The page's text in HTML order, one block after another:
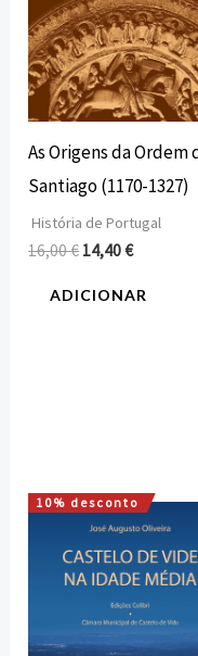
As Origens da Ordem
Santiago (1170-1327)
História de Portugal
16,00€ 14,40€
ADICIONAR
10% desconto
O
preço
original
era:
O
preço
atual
é: